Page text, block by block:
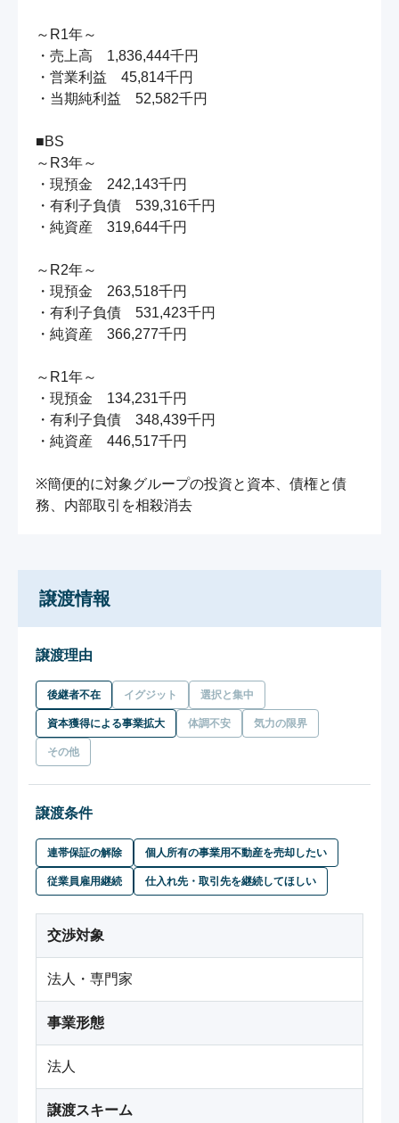
～R1年～
・売上高　1,836,444千円
・営業利益　45,814千円
・当期純利益　52,582千円
■BS
～R3年～
・現預金　242,143千円
・有利子負債　539,316千円
・純資産　319,644千円
～R2年～
・現預金　263,518千円
・有利子負債　531,423千円
・純資産　366,277千円
～R1年～
・現預金　134,231千円
・有利子負債　348,439千円
・純資産　446,517千円
※簡便的に対象グループの投資と資本、債権と債
務、内部取引を相殺消去
譲渡情報
譲渡理由
後継者不在 イグジット 選択と集中
資本獲得による事業拡大 体調不安 気力の限界
その他
譲渡条件
連帯保証の解除 個人所有の事業用不動産を売却したい
従業員雇用継続 仕入れ先・取引先を継続してほしい
交渉対象
法人・専門家
事業形態
法人
譲渡スキーム